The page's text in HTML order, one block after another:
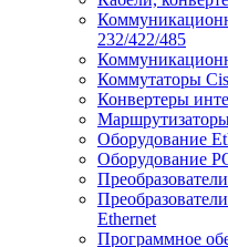
232/422/485
Коммутаторы
Конвертеры
Оборудование
Оборудование
Ethernet
Программное